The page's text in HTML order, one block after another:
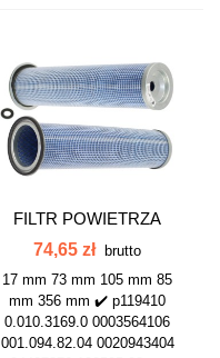
FILTR POWIETRZA
WEWNĘTRZNY...
74,65 zł
brutto
17 mm 73 mm 105 mm 85
mm 356 mm ✔️ p119410
0.010.3169.0 0003564106
001.094.82.04 0020943404